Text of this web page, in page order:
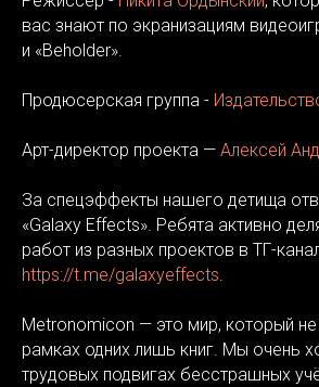
вас знают по экранизациям
и «Beholder».
Продюсерская группа -
Арт-директор проекта — Алексей
За спецэффекты нашего детища
«Galaxy Effects». Ребята активно
работ из разных проектов в ТГ-
https://t.me/galaxyeffects.
Metronomicon — это мир, который
рамках одних лишь книг. Мы очень
трудовых подвигах бесстрашных